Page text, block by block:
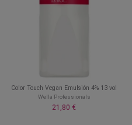
Color Touch Vegan Emulsión 4% 13 vol
Wella Professionals
21,80 €